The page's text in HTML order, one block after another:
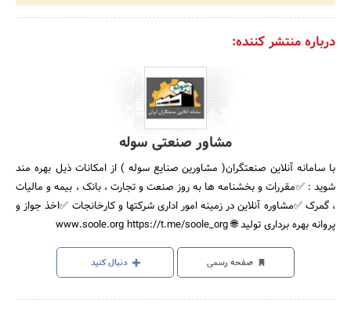
درباره منتشر کننده:
مشاور صنعتی سوله
با سامانه آنلاین صنعتگران( مشاورین صنایع سوله ) از امکانات ذیل بهره مند
شوید : ✅مقررات و بخشنامه ها به روز صنعت و تجارت ، بانک ، بیمه و مالیات
، گمرک ✅مشاوره آنلاین در زمینه امور اداری شرکتها و کارخانجات ✅اخذ جواز و
پروانه بهره برداری تولید 🌐 www.soole.org https://t.me/soole_org
صفحه رسمی دنبال کنید